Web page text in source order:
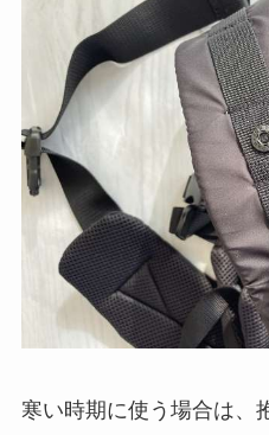
寒い時期に使う場合は、